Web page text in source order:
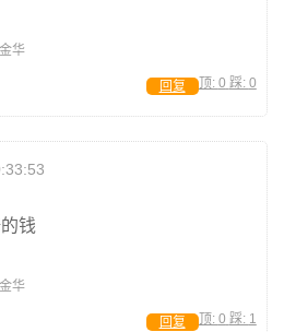
华
顶: 0 踩: 0
回复
钱
华
顶: 0 踩: 1
回复